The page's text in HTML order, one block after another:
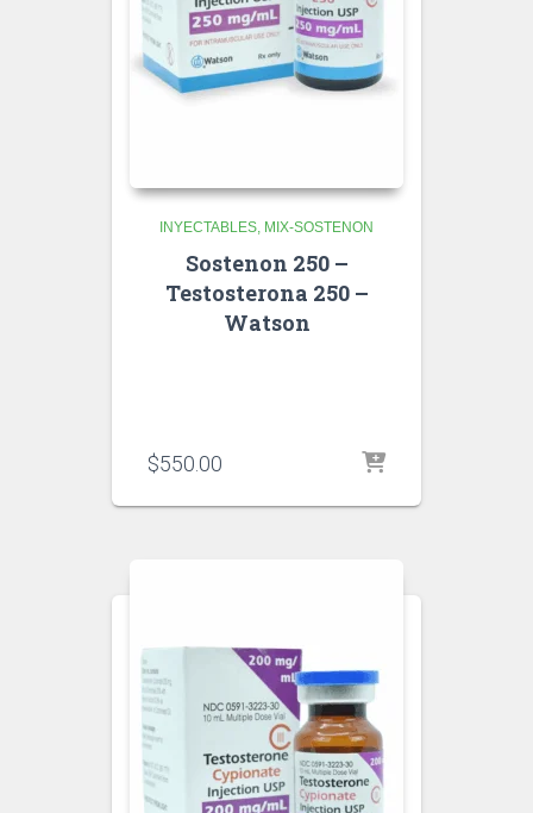
INYECTABLES MIX-SOSTENON
Sostenon 250 –
Testosterona 250 –
Watson
$550.00